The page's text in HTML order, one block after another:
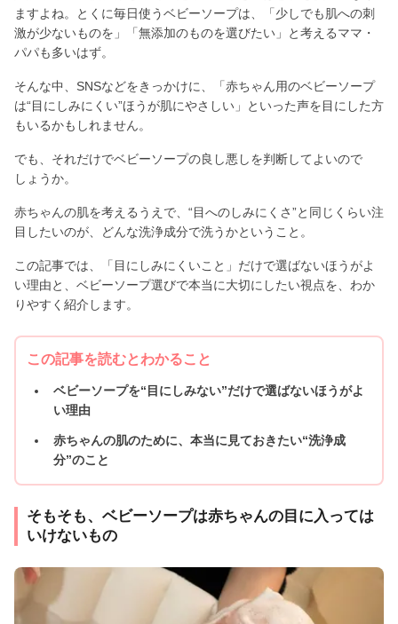
ますよね。とくに毎日使うベビーソープは、「少しでも肌への刺
激が少ないものを」「無添加のものを選びたい」と考えるママ・
パパも多いはず。
そんな中、SNSなどをきっかけに、「赤ちゃん用のベビーソープ
は“目にしみにくい”ほうが肌にやさしい」といった声を目にした方
もいるかもしれません。
でも、それだけでベビーソープの良し悪しを判断してよいので
しょうか。
赤ちゃんの肌を考えるうえで、“目へのしみにくさ”と同じくらい注
目したいのが、どんな洗浄成分で洗うかということ。
この記事では、「目にしみにくいこと」だけで選ばないほうがよ
い理由と、ベビーソープ選びで本当に大切にしたい視点を、わか
りやすく紹介します。
この記事を読むとわかること
ベビーソープを“目にしみない”だけで選ばないほうがよ
い理由
赤ちゃんの肌のために、本当に見ておきたい“洗浄成
分”のこと
そもそも、ベビーソープは赤ちゃんの目に入っては
いけないもの